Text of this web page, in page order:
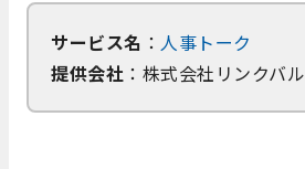
サービス名 ： 人事トーク
提供会社 ：株式会社リンクバル